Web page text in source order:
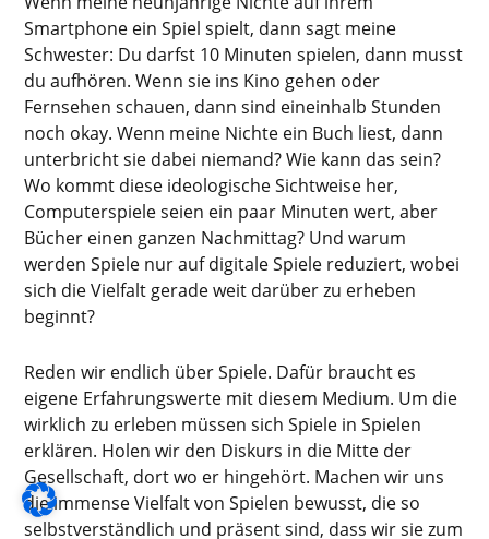
Smartphone ein Spiel spielt, dann sagt meine
Schwester: Du darfst 10 Minuten spielen, dann musst
du aufhören. Wenn sie ins Kino gehen oder
Fernsehen schauen, dann sind eineinhalb Stunden
noch okay. Wenn meine Nichte ein Buch liest, dann
unterbricht sie dabei niemand? Wie kann das sein?
Wo kommt diese ideologische Sichtweise her,
Computerspiele seien ein paar Minuten wert, aber
Bücher einen ganzen Nachmittag? Und warum
werden Spiele nur auf digitale Spiele reduziert, wobei
sich die Vielfalt gerade weit darüber zu erheben
beginnt?
Reden wir endlich über Spiele. Dafür braucht es
eigene Erfahrungswerte mit diesem Medium. Um die
wirklich zu erleben müssen sich Spiele in Spielen
erklären. Holen wir den Diskurs in die Mitte der
Gesellschaft, dort wo er hingehört. Machen wir uns
die immense Vielfalt von Spielen bewusst, die so
selbstverständlich und präsent sind, dass wir sie zum